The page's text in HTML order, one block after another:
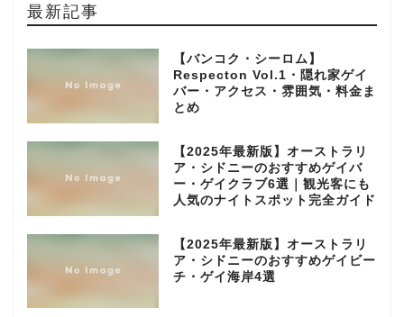
最新記事
【バンコク・シーロム】
Respecton Vol.1・隠れ家ゲイ
バー・アクセス・雰囲気・料金ま
とめ
【2025年最新版】オーストラリ
ア・シドニーのおすすめゲイバ
ー・ゲイクラブ6選｜観光客にも
人気のナイトスポット完全ガイド
【2025年最新版】オーストラリ
ア・シドニーのおすすめゲイビー
チ・ゲイ海岸4選